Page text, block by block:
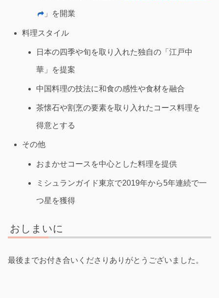
」を開業
料理スタイル
日本の四季や旬を取り入れた独自の「江戸中
華」を提案
中国料理の技法に和食の感性や食材を融合
茶懐石や割烹の要素を取り入れたコース料理を
得意とする
その他
おまかせコースを中心とした料理を提供
ミシュランガイド東京で2019年から5年連続で一
つ星を獲得
おしまいに
最後までお付き合いくださりありがとうございました。